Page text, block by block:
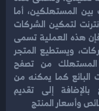
بين المستهلكين، أما
لتمكين الشركات
هذه العملية تسمى
ويستطيع المتجر
المستهلك من تصفح
كما يمكنه من
بالإضافة إلى تقديم
وأسعار المنتج